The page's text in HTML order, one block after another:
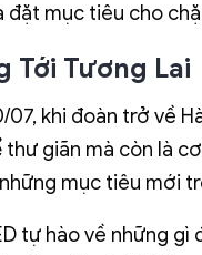
đặt mục tiêu cho
Tới Tương Lai
khi đoàn trở về
giãn mà còn là
mục tiêu mới
tự hào về những